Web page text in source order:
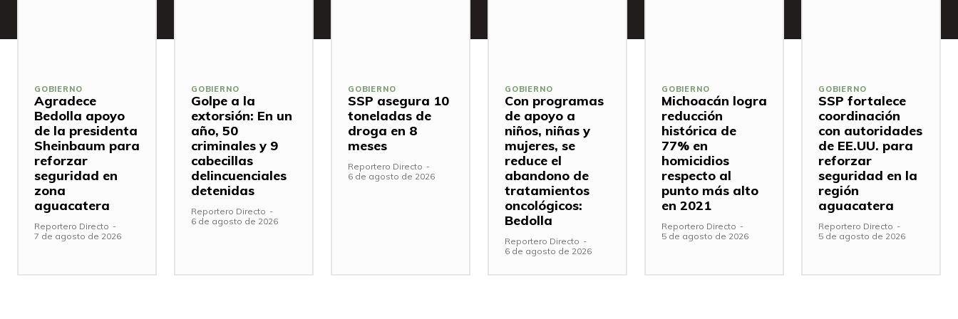
GOBIERNO
Agradece
Bedolla apoyo
de la presidenta
Sheinbaum para
reforzar
seguridad en
zona
aguacatera
Reportero Directo -
7 de agosto de 2026
GOBIERNO
Golpe a la
extorsión: En un
año, 50
criminales y 9
cabecillas
delincuenciales
detenidas
Reportero Directo -
6 de agosto de 2026
GOBIERNO
SSP asegura 10
toneladas de
droga en 8
meses
Reportero Directo -
6 de agosto de 2026
GOBIERNO
Con programas
de apoyo a
niños, niñas y
mujeres, se
reduce el
abandono de
tratamientos
oncológicos:
Bedolla
Reportero Directo -
6 de agosto de 2026
GOBIERNO
Michoacán logra
reducción
histórica de
77% en
homicidios
respecto al
punto más alto
en 2021
Reportero Directo -
5 de agosto de 2026
GOBIERNO
SSP fortalece
coordinación
con autoridades
de EE.UU. para
reforzar
seguridad en la
región
aguacatera
Reportero Directo -
5 de agosto de 2026